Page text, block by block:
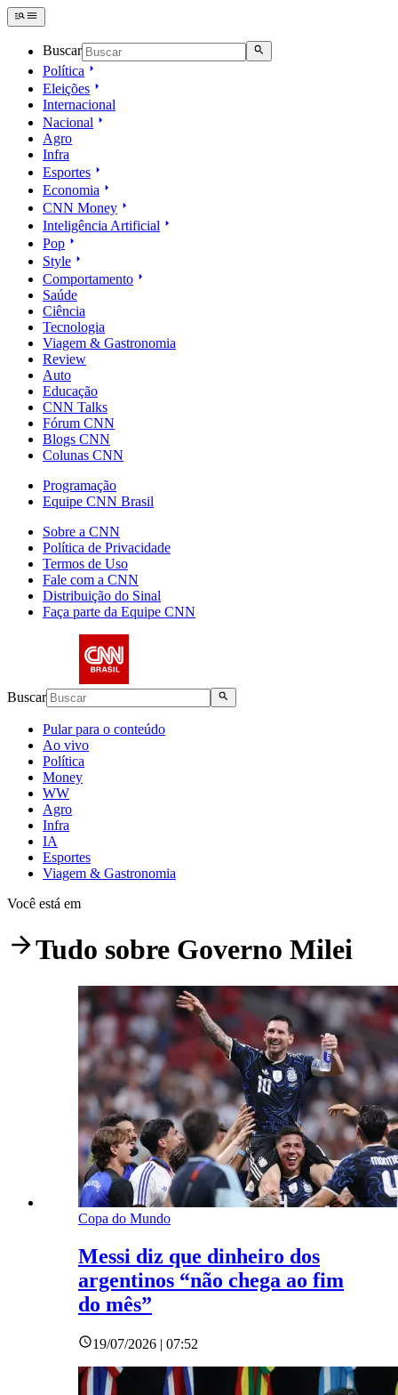
Buscar
Política
Eleições
Internacional
Nacional
Agro
Infra
Esportes
Economia
CNN Money
Inteligência Artificial
Pop
Style
Comportamento
Saúde
Ciência
Tecnologia
Viagem & Gastronomia
Review
Auto
Educação
CNN Talks
Fórum CNN
Blogs CNN
Colunas CNN
Programação
Equipe CNN Brasil
Sobre a CNN
Política de Privacidade
Termos de Uso
Fale com a CNN
Distribuição do Sinal
Faça parte da Equipe CNN
Buscar
Pular para o conteúdo
Ao vivo
Política
Money
WW
Agro
Infra
IA
Esportes
Viagem & Gastronomia
Você está em
Tudo sobre Governo Milei
Copa do Mundo
Messi diz que dinheiro dos
argentinos “não chega ao fim
do mês”
19/07/2026 | 07:52